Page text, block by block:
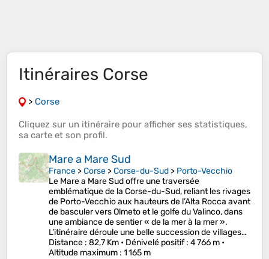
Itinéraires Corse
> Corse
Cliquez sur un itinéraire pour afficher ses statistiques,
sa carte et son profil.
Mare a Mare Sud
France >Corse >Corse-du-Sud > Porto-Vecchio
Le Mare a Mare Sud offre une traversée
emblématique de la Corse-du-Sud, reliant les rivages
de Porto-Vecchio aux hauteurs de l’Alta Rocca avant
de basculer vers Olmeto et le golfe du Valinco, dans
une ambiance de sentier « de la mer à la mer ».
L’itinéraire déroule une belle succession de villages…
Distance : 82,7 Km • Dénivelé positif: 4 766 m •
Altitude maximum : 1 165 m